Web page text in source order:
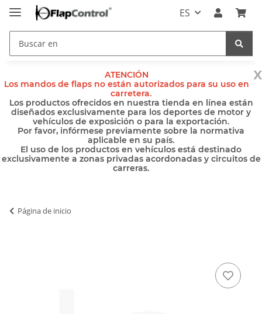
ES
x
ATENCIÓN
Los mandos de flaps no están autorizados para su uso en
carretera.
Los productos ofrecidos en nuestra tienda en línea están
diseñados exclusivamente para los deportes de motor y
vehículos de exposición o para la exportación.
Por favor, infórmese previamente sobre la normativa
aplicable en su país.
El uso de los productos en vehículos está destinado
exclusivamente a zonas privadas acordonadas y circuitos de
carreras.
Página de inicio